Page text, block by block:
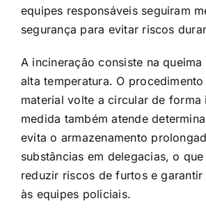
equipes responsáveis seguiram
segurança para evitar riscos
A incineração consiste na
alta temperatura. O
material volte a circular de forma
medida também atende
evita o armazenamento
substâncias em delegacias, o
reduzir riscos de furtos e garantir
às equipes policiais.